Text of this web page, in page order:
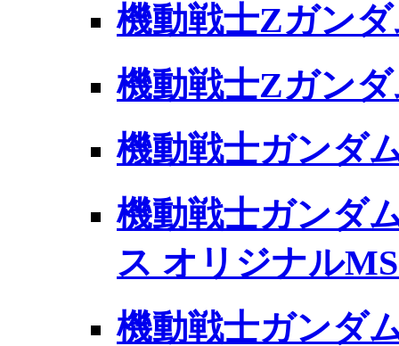
機動戦士Zガン
機動戦士Zガン
機動戦士ガンダ
機動戦士ガンダ
ス オリジナル
機動戦士ガンダ